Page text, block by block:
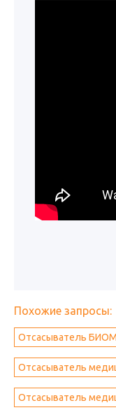
Похожие запросы:
Отсасыватель
Отсасыватель
Отсасыватель